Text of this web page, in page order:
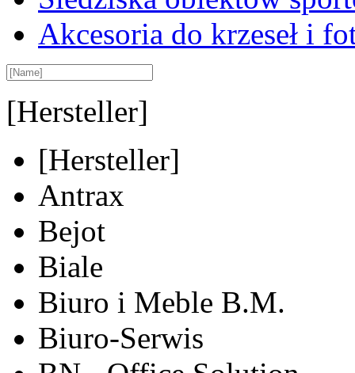
Akcesoria do krzeseł i
[Hersteller]
[Hersteller]
Antrax
Bejot
Biale
Biuro i Meble B.M.
Biuro-Serwis